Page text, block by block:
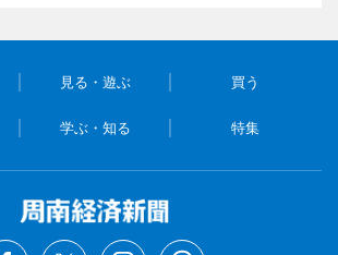
見る・遊ぶ 買う
学ぶ・知る 特集